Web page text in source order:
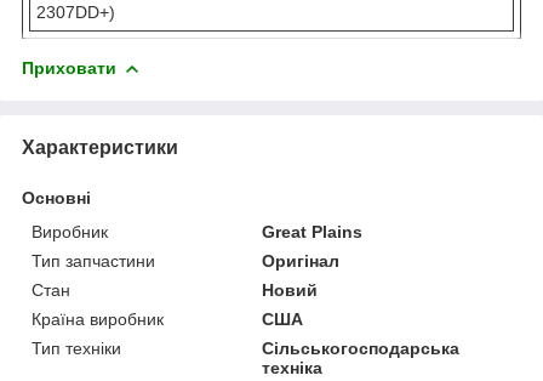
2307DD+)
Приховати
Характеристики
Основні
Виробник
Great Plains
Тип запчастини
Оригінал
Стан
Новий
Країна виробник
США
Тип техніки
Сільськогосподарська
техніка